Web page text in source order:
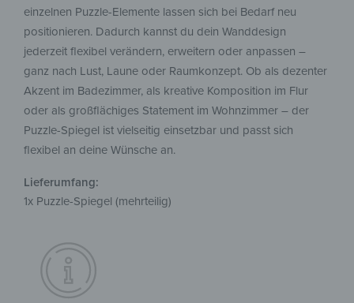
einzelnen Puzzle-Elemente lassen sich bei Bedarf neu
positionieren. Dadurch kannst du dein Wanddesign
jederzeit flexibel verändern, erweitern oder anpassen –
ganz nach Lust, Laune oder Raumkonzept. Ob als dezenter
Akzent im Badezimmer, als kreative Komposition im Flur
oder als großflächiges Statement im Wohnzimmer – der
Puzzle-Spiegel ist vielseitig einsetzbar und passt sich
flexibel an deine Wünsche an.
Lieferumfang:
1x Puzzle-Spiegel (mehrteilig)